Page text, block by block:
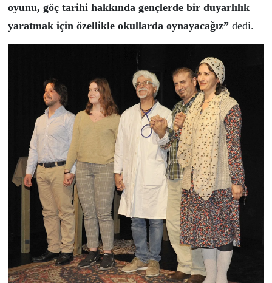
oyunu, göç tarihi hakkında gençlerde bir duyarlılık
yaratmak için özellikle okullarda oynayacağız”dedi.